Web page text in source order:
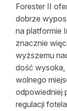
Forester II
dobrze
na platformie
znacznie
wyższemu
dość wysoka,
wolnego
odpowiedniej
regulacji